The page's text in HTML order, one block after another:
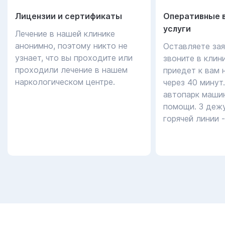
Лицензии и сертификаты
Лечение в нашей клинике
анонимно, поэтому никто не
узнает, что вы проходите или
проходили лечение в нашем
наркологическом центре.
Оперативные
услуги
Оставляете
звоните в
приедет к вам
через 40
автопарк
помощи. 3
горячей линии